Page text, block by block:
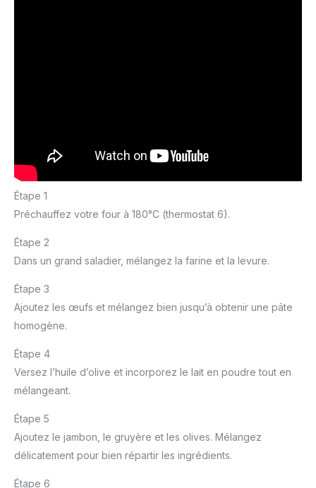
Étape 1
Préchauffez votre four à 180°C (thermostat 6).
Étape 2
Dans un grand saladier, mélangez la farine et la levure.
Étape 3
Ajoutez les œufs et mélangez bien jusqu’à obtenir une pâte
homogène.
Étape 4
Versez l’huile d’olive et incorporez le lait en poudre tout en
mélangeant.
Étape 5
Ajoutez le jambon, le gruyère et les olives. Mélangez
délicatement pour bien répartir les ingrédients.
Étape 6